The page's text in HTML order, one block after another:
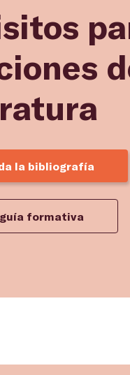
la bibliografía
formativa